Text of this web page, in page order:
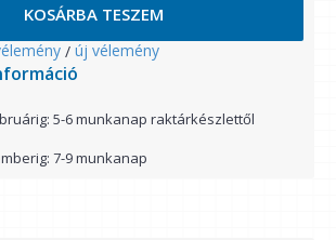
KOSÁRBA TESZEM
/ új vélemény
5-6 munkanap raktárkészlettől
7-9 munkanap